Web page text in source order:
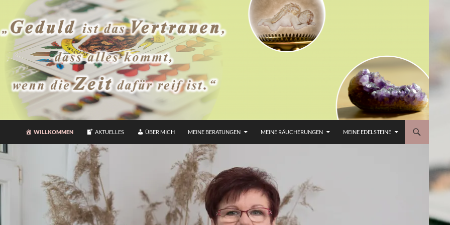
WILLKOMMEN AKTUELLES ÜBER MICH MEINE BERATUNGEN MEINE RÄUCHERUNGEN MEINE EDELSTEINE